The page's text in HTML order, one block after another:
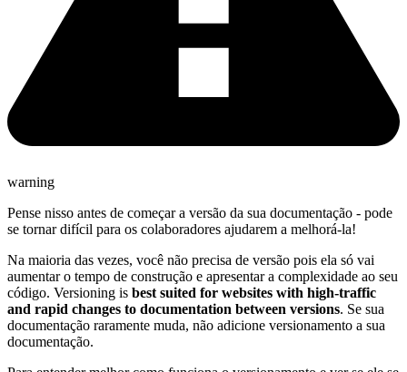
warning
Pense nisso antes de começar a versão da sua documentação - pode
se tornar difícil para os colaboradores ajudarem a melhorá-la!
Na maioria das vezes, você não precisa de versão pois ela só vai
aumentar o tempo de construção e apresentar a complexidade ao seu
código. Versioning is best suited for websites with high-traffic
and rapid changes to documentation between versions. Se sua
documentação raramente muda, não adicione versionamento a sua
documentação.